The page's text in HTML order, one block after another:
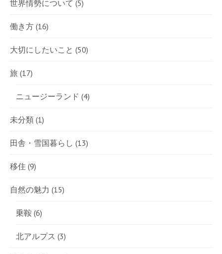
世界情勢について (5)
働き方 (16)
大切にしたいこと (50)
旅 (17)
ニュージーランド (4)
未分類 (1)
田舎・雪国暮らし (13)
移住 (9)
自然の魅力 (15)
乗鞍 (6)
北アルプス (3)